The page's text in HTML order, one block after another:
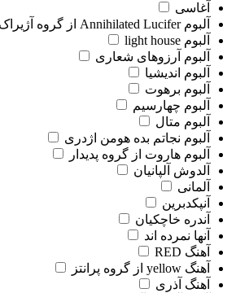
آغاسی
آلبوم Annihilated Lucifer از گروه آژیراک
آلبوم light house
آلبوم آرزوهای شعاری
آلبوم اندیشیا
آلبوم برهوت
آلبوم چهارسیم
آلبوم متال
آلبوم نجاتم بده هومن اژدری
آلبوم هاروت از گروه پدیدار
آلدوش آلپانیان
آلمانی
آنپکدبرین
آندره خاچکیان
آنها نمرده اند
آهنگ RED
آهنگ yellow از گروه پرانتز
آهنگ آذری